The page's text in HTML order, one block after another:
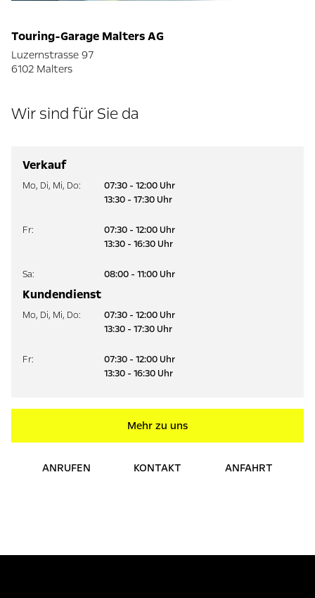
Touring-Garage Malters AG
Luzernstrasse 97
6102 Malters
Wir sind für Sie da
Verkauf
Mo, Di, Mi, Do:
07:30 - 12:00 Uhr
13:30 - 17:30 Uhr
Fr:
07:30 - 12:00 Uhr
13:30 - 16:30 Uhr
Sa: 08:00 - 11:00 Uhr
Kundendienst
Mo, Di, Mi, Do:
07:30 - 12:00 Uhr
13:30 - 17:30 Uhr
Fr:
07:30 - 12:00 Uhr
13:30 - 16:30 Uhr
Mehr zu uns
ANRUFEN KONTAKT ANFAHRT